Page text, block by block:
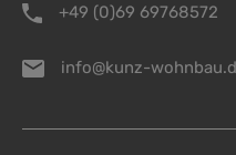
+49 (0)69 69768572
info@kunz-